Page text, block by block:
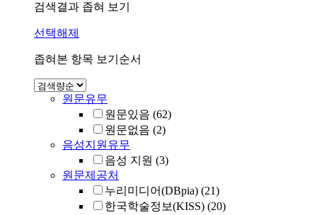
검색결과 좁혀 보기
선택해제
좁혀본 항목 보기순서
원문유무
원문있음 (62)
원문없음 (2)
음성지원유무
음성 지원 (3)
원문제공처
누리미디어(DBpia) (21)
한국학술정보(KISS) (20)